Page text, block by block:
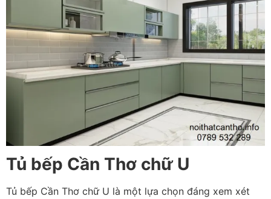
Tủ bếp Cần Thơ chữ U
Tủ bếp Cần Thơ chữ U là một lựa chọn đáng xem xét